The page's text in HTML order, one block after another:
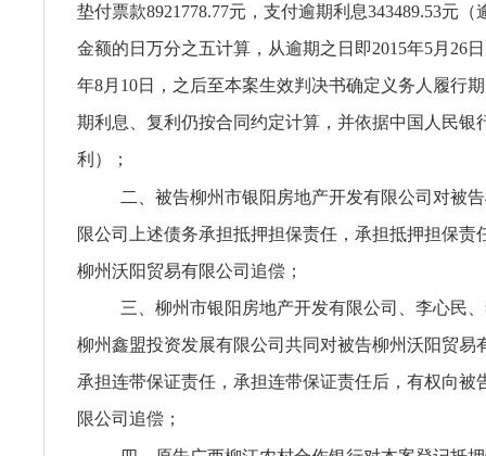
垫付票款8921778.77元，支付逾期利息343489.53元
金额的日万分之五计算，从逾期之日即2015年5月26
年8月10日，之后至本案生效判决书确定义务人履行
期利息、复利仍按合同约定计算，并依据中国人民银
利）；
二、被告柳州市银阳房地产开发有限公司对被
限公司上述债务承担抵押担保责任，承担抵押担保责
柳州沃阳贸易有限公司追偿；
三、柳州市银阳房地产开发有限公司、李心民
柳州鑫盟投资发展有限公司共同对被告柳州沃阳贸易
承担连带保证责任，承担连带保证责任后，有权向被
限公司追偿；